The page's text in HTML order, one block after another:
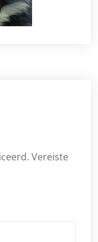
Vereiste